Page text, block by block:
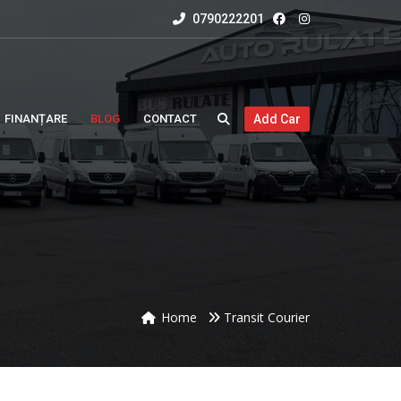
0790222201
FINANȚARE BLOG CONTACT Add Car
Home Transit Courier